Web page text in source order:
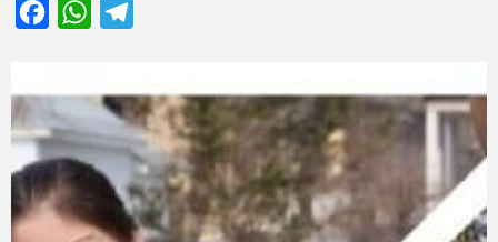
FacebookWhatsApp